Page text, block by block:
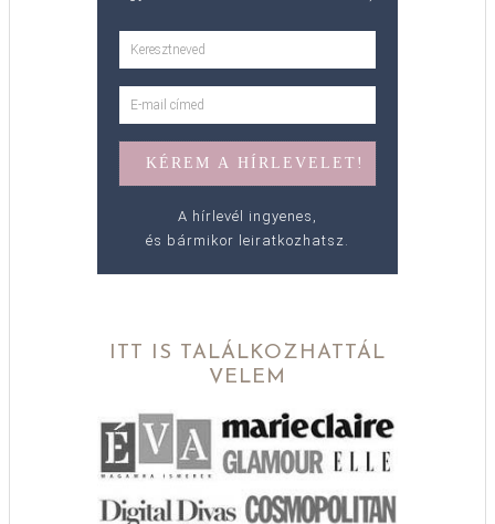
A hírlevél ingyenes,
és bármikor leiratkozhatsz.
ITT IS TALÁLKOZHATTÁL
VELEM